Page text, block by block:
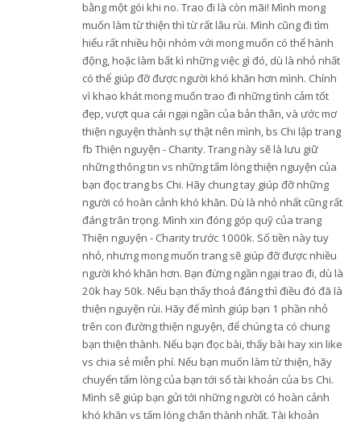
bằng một gói khi no. Trao đi là còn mãi! Mình mong
muốn làm từ thiện thì từ rất lâu rùi. Mình cũng đi tìm
hiểu rất nhiều hội nhóm với mong muốn có thể hành
động, hoặc làm bất kì những việc gì đó, dù là nhỏ nhất
có thể giúp đỡ được người khó khăn hơn mình. Chính
vì khao khát mong muốn trao đi những tình cảm tốt
đẹp, vượt qua cái ngại ngần của bản thân, và ước mơ
thiện nguyện thành sự thật nên mình, bs Chi lập trang
fb Thiện nguyện - Charity. Trang này sẽ là lưu giữ
những thông tin vs những tấm lòng thiện nguyện của
bạn đọc trang bs Chi. Hãy chung tay giúp đỡ những
người có hoàn cảnh khó khăn. Dù là nhỏ nhất cũng rất
đáng trân trọng. Mình xin đóng góp quỹ của trang
Thiện nguyện - Charity trước 1000k. Số tiền này tuy
nhỏ, nhưng mong muốn trang sẽ giúp đỡ được nhiều
người khó khăn hơn. Bạn đừng ngần ngại trao đi, dù là
20k hay 50k. Nếu bạn thấy thoả đáng thì điều đó đã là
thiện nguyện rùi. Hãy để mình giúp bạn 1 phần nhỏ
trên con đường thiện nguyện, để chúng ta có chung
bạn thiện thành. Nếu bạn đọc bài, thấy bài hay xin like
vs chia sẻ miễn phí. Nếu bạn muốn làm từ thiện, hãy
chuyển tấm lòng của bạn tới số tài khoản của bs Chi.
Mình sẽ giúp bạn gửi tới những người có hoàn cảnh
khó khăn vs tấm lòng chân thành nhất. Tài khoản